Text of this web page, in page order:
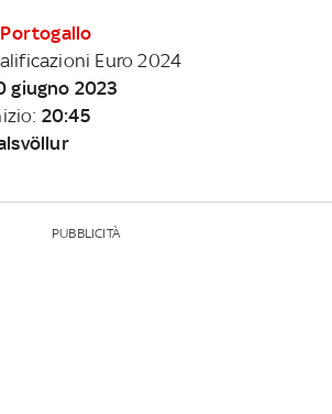
Portogallo
Euro 2024
giugno 2023
20:45
PUBBLICITÀ